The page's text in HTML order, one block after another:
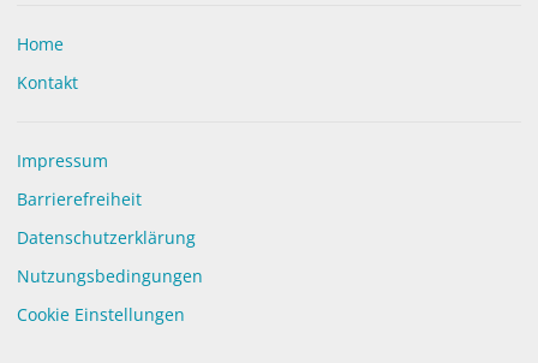
Home
Kontakt
Impressum
Barrierefreiheit
Datenschutzerklärung
Nutzungsbedingungen
Cookie Einstellungen